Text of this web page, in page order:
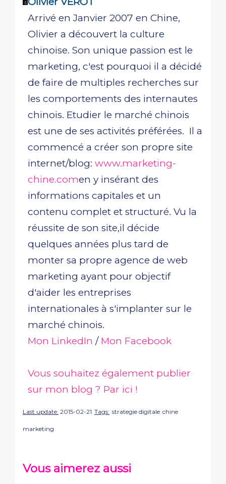
Arrivé en Janvier 2007 en Chine,
Olivier a découvert la culture
chinoise. Son unique passion est le
marketing, c'est pourquoi il a décidé
de faire de multiples recherches sur
les comportements des internautes
chinois. Etudier le marché chinois
est une de ses activités préférées. Il a
commencé a créer son propre site
internet/blog: www.marketing-
chine.comen y insérant des
informations capitales et un
contenu complet et structuré. Vu la
réussite de son site,il décide
quelques années plus tard de
monter sa propre agence de web
marketing ayant pour objectif
d'aider les entreprises
internationales à s'implanter sur le
marché chinois.
Mon LinkedIn / Mon Facebook
Vous souhaitez également publier
sur mon blog ? Par ici !
Last update: 2015-02-21 Tags: strategie digitale chine
marketing
Vous aimerez aussi